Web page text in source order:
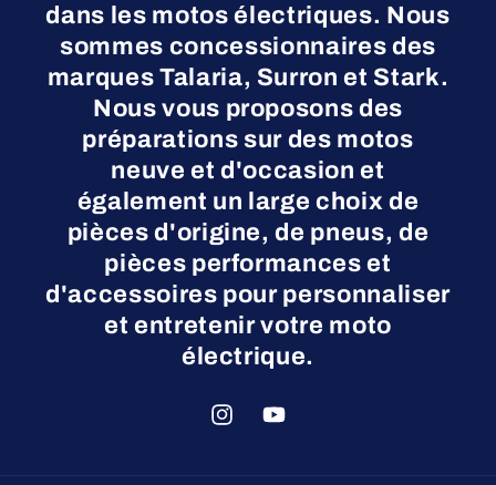
dans les motos électriques. Nous
sommes concessionnaires des
marques Talaria, Surron et Stark.
Nous vous proposons des
préparations sur des motos
neuve et d'occasion et
également un large choix de
pièces d'origine, de pneus, de
pièces performances et
d'accessoires pour personnaliser
et entretenir votre moto
électrique.
InstagramYouTube